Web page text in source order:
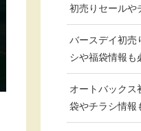
初売りセールや
バースデイ初売
シや福袋情報も
オートバックス
袋やチラシ情報